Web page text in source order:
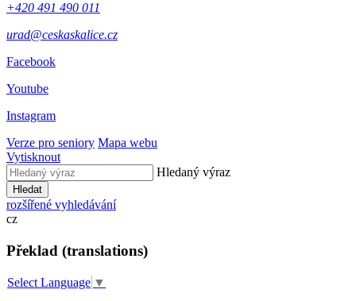
+420 491 490 011
urad@ceskaskalice.cz
Facebook
Youtube
Instagram
Verze pro seniory Mapa webu
Vytisknout
Hledaný výraz
Hledat
rozšířené vyhledávání
cz
Překlad (translations)
Select Language ▼